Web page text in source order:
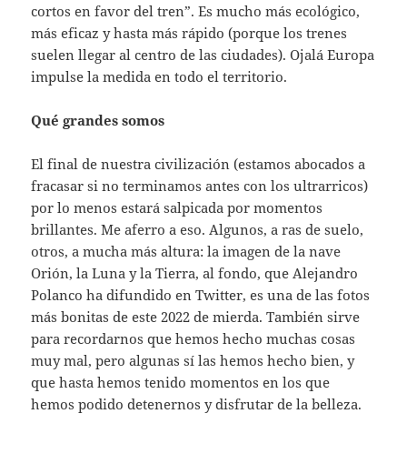
cortos en favor del tren”. Es mucho más ecológico,
más eficaz y hasta más rápido (porque los trenes
suelen llegar al centro de las ciudades). Ojalá Europa
impulse la medida en todo el territorio.
Qué grandes somos
El final de nuestra civilización (estamos abocados a
fracasar si no terminamos antes con los ultrarricos)
por lo menos estará salpicada por momentos
brillantes. Me aferro a eso. Algunos, a ras de suelo,
otros, a mucha más altura: la imagen de la nave
Orión, la Luna y la Tierra, al fondo, que Alejandro
Polanco ha difundido en Twitter, es una de las fotos
más bonitas de este 2022 de mierda. También sirve
para recordarnos que hemos hecho muchas cosas
muy mal, pero algunas sí las hemos hecho bien, y
que hasta hemos tenido momentos en los que
hemos podido detenernos y disfrutar de la belleza.